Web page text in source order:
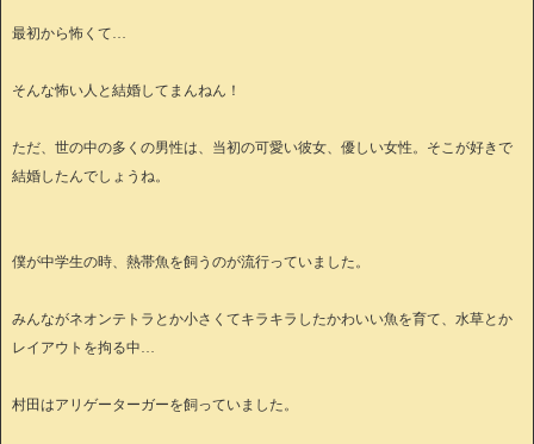
最初から怖くて…
そんな怖い人と結婚してまんねん！
ただ、世の中の多くの男性は、当初の可愛い彼女、優しい女性。そこが好きで
結婚したんでしょうね。
僕が中学生の時、熱帯魚を飼うのが流行っていました。
みんながネオンテトラとか小さくてキラキラしたかわいい魚を育て、水草とか
レイアウトを拘る中…
村田はアリゲーターガーを飼っていました。